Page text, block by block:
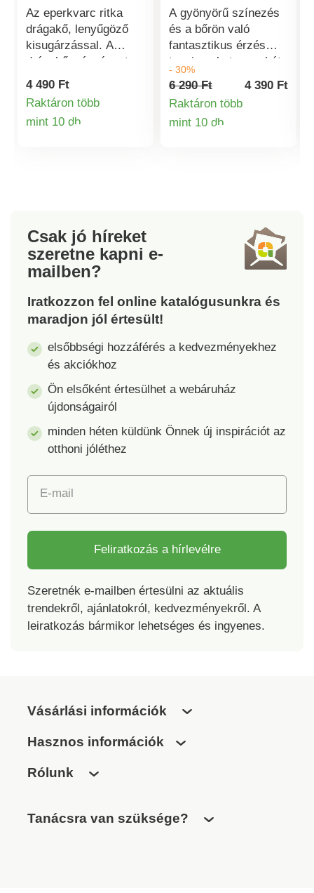
Az eperkvarc ritka
drágakő, lenyűgöző
kisugárzással. A
drágakőgyógyászat
szerint állítólag enyhíti
stresszt, és
viselőjének nyugalmat
Minden darab
páratlan.
4 490 Ft
Raktáron több
mint 10 dbTermékinformációk
A gyönyörű színezés
és a bőrön való
fantasztikus érzés
teszi ezeket az achát
gyöngyöket olyan
egyedivé - mind
ékszerként, mind
gyógyító kőnek.
- 30%
6 290 Ft
4 390 Ft
Raktáron több
mint 10 db
Csak jó híreket
szeretne kapni e-
mailben?
Iratkozzon fel online katalógusunkra és
maradjon jól értesült!
elsőbbségi hozzáférés a kedvezményekhez
és akciókhoz
Ön elsőként értesülhet a webáruház
újdonságairól
minden héten küldünk Önnek új inspirációt az
otthoni jóléthez
E-mail
Feliratkozás a hírlevélre
Szeretnék e-mailben értesülni az aktuális
trendekről, ajánlatokról, kedvezményekről. A
leiratkozás bármikor lehetséges és ingyenes.
Vásárlási információk
Hasznos információk
Rólunk
Tanácsra van szüksége?